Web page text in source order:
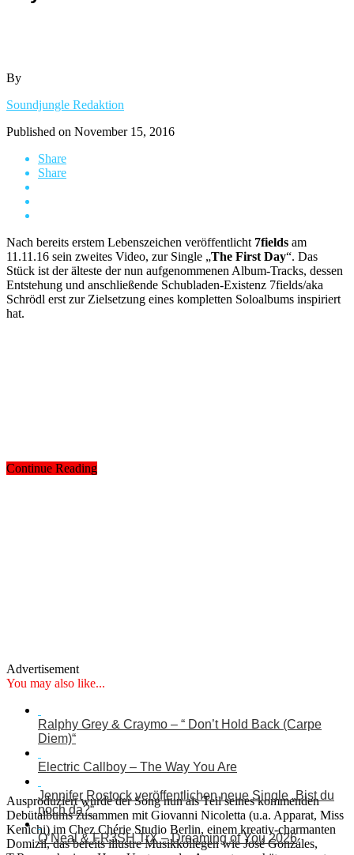
By
Soundjungle Redaktion
Published on November 15, 2016
Share
Share
Nach bereits erstem Lebenszeichen veröffentlicht 7fields am
11.11.16 sein zweites Video, zur Single „The First Day“. Das
Stück ist der älteste der nun aufgenommenen Album-Tracks, dessen
Entstehung und anschließende Schubladen-Existenz 7fields/aka
Schrödl erst zur Zielsetzung eines kompletten Soloalbums inspiriert
hat.
Ausproduziert wurde der Song nun als Teil seines kommenden
Debütalbums zusammen mit Giovanni Nicoletta (u.a. Apparat, Miss
Kenichi) im Chez Chérie Studio Berlin, einem kreativ-charmanten
Domizil, das bereits illustre Musikkollegen wie José Gonzáles,
Continue Reading
Advertisement
You may also like...
Ralphy Grey & Craymo – “ Don’t Hold Back (Carpe
Diem)“
Electric Callboy – The Way You Are
Jennifer Rostock veröffentlichen neue Single „Bist du
noch da?“
O’Neal & FR3SH TrX – Dreaming of You 2026